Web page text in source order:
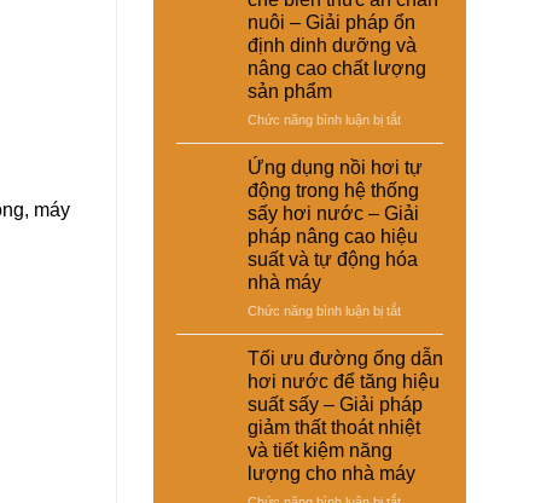
máy
chế
phục
vụ
sản
Giải
pháp
nâng
cao
chất
hiệu
suất
tái
chế
phí
đầu
tư
giữa
nước
và
sấy
điện
–
giải
pháp
kinh
tế
cho
nhà
nuôi – Giải pháp ổn
định dinh dưỡng và
nâng cao chất lượng
sản phẩm
Chức năng bình luận bị tắtở
hơi
nước
trong
chế
biến
thức
Giải
pháp
ổn
định
dưỡng
Ứng dụng nồi hơi tự
động trong hệ thống
sấy hơi nước – Giải
pháp nâng cao hiệu
suất và tự động hóa
nhà máy
Chức năng bình luận bị tắtở
dụng
nồi
hơi
tự
động
hệ
Tối ưu đường ống dẫn
hơi nước để tăng hiệu
suất sấy – Giải pháp
giảm thất thoát nhiệt
và tiết kiệm năng
lượng cho nhà máy